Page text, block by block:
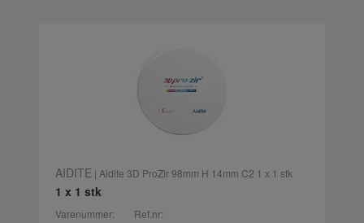
AIDITE | Aidite 3D ProZir 98mm H 14mm C2 1 x 1 stk
1 x 1 stk
Varenummer: Ref.nr: